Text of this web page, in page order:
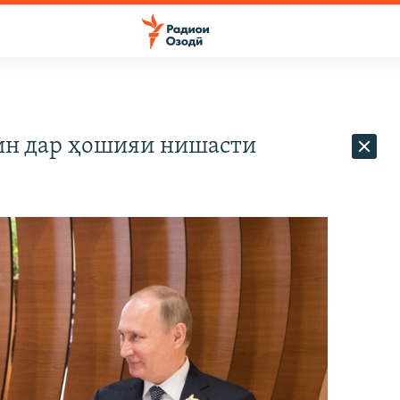
дар ҳошияи нишасти